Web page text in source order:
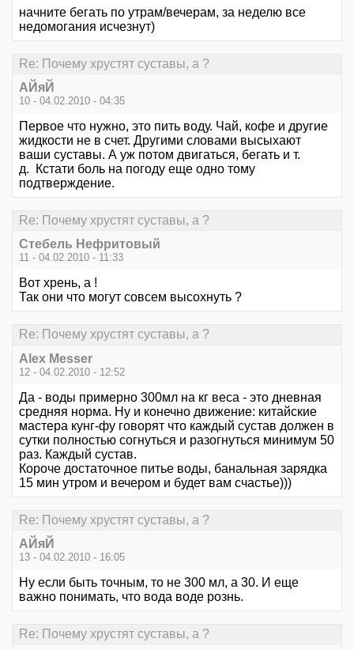
начните бегать по утрам/вечерам, за неделю все
недомогания исчезнут)
Re: Почему хрустят суставы, а ?
АЙяЙ
10 - 04.02.2010 - 04:35
Первое что нужно, это пить воду. Чай, кофе и другие
жидкости не в счет. Другими словами высыхают
ваши суставы. А уж потом двигаться, бегать и т.
д. Кстати боль на погоду еще одно тому
подтверждение.
Re: Почему хрустят суставы, а ?
Стебель Нефритовый
11 - 04.02.2010 - 11:33
Вот хрень, а !
Так они что могут совсем высохнуть ?
Re: Почему хрустят суставы, а ?
Alex Messer
12 - 04.02.2010 - 12:52
Да - воды примерно 300мл на кг веса - это дневная
средняя норма. Ну и конечно движение: китайские
мастера кунг-фу говорят что каждый сустав должен в
сутки полностью согнуться и разогнуться минимум 50
раз. Каждый сустав.
Короче достаточное питье воды, банальная зарядка
15 мин утром и вечером и будет вам счастье)))
Re: Почему хрустят суставы, а ?
АЙяЙ
13 - 04.02.2010 - 16:05
Ну если быть точным, то не 300 мл, а 30. И еще
важно понимать, что вода воде рознь.
Re: Почему хрустят суставы, а ?